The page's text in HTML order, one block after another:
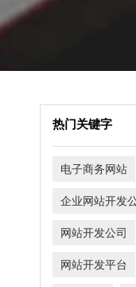
热门关键字
电子商务网站
企业网站开发
网站开发公司
网站开发平台